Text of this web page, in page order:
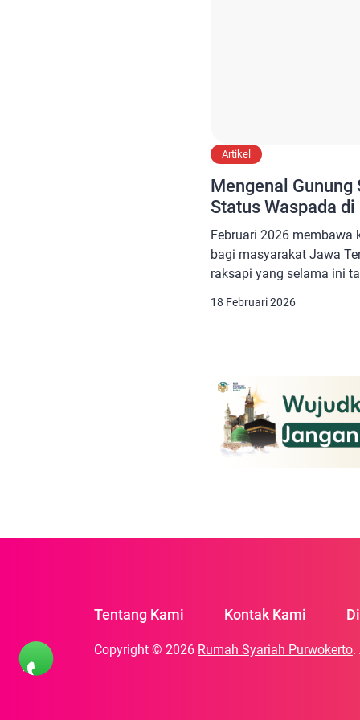
Artikel
Mengenal
Status Waspada
Februari 2026 membawa
bagi masyarakat Jawa
raksapi yang selama ini
pada Level II
18 Februari 2026
Tentang Kami Kontak Kami
Copyright © 2026 Rumah Syariah Purwokerto.